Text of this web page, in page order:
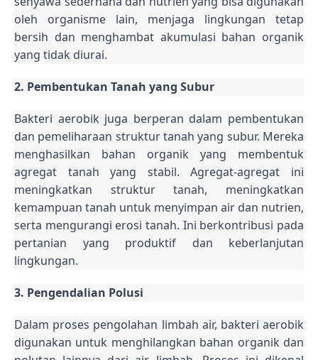
oleh organisme lain, menjaga lingkungan tetap
bersih dan menghambat akumulasi bahan organik
yang tidak diurai.
2. Pembentukan Tanah yang Subur
Bakteri aerobik juga berperan dalam pembentukan
dan pemeliharaan struktur tanah yang subur. Mereka
menghasilkan bahan organik yang membentuk
agregat tanah yang stabil. Agregat-agregat ini
meningkatkan struktur tanah, meningkatkan
kemampuan tanah untuk menyimpan air dan nutrien,
serta mengurangi erosi tanah. Ini berkontribusi pada
pertanian yang produktif dan keberlanjutan
lingkungan.
3. Pengendalian Polusi
Dalam proses pengolahan limbah air, bakteri aerobik
digunakan untuk menghilangkan bahan organik dan